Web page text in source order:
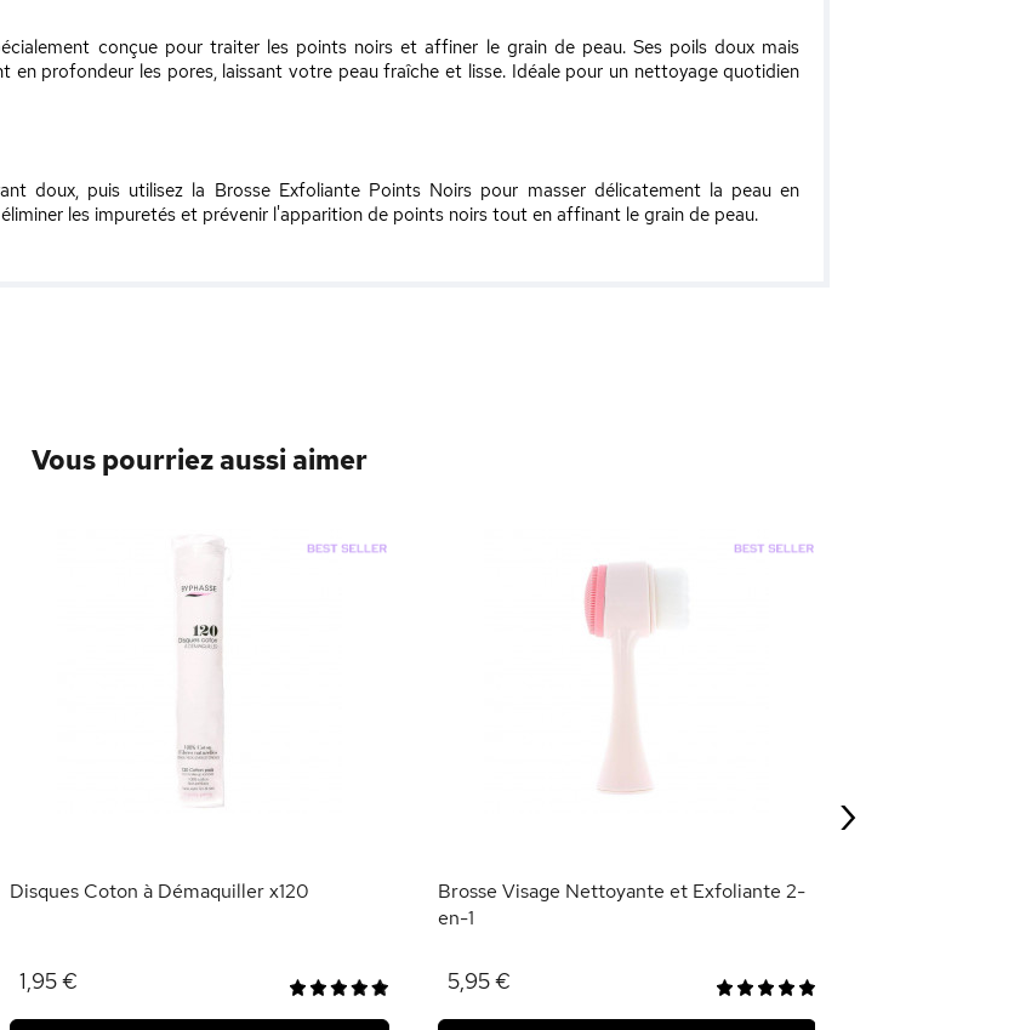
conçue pour traiter les points noirs et affiner le grain de peau. Ses poils doux mais
profondeur les pores, laissant votre peau fraîche et lisse. Idéale pour un nettoyage quotidien
doux, puis utilisez la Brosse Exfoliante Points Noirs pour masser délicatement la peau en
les impuretés et prévenir l'apparition de points noirs tout en affinant le grain de peau.
Vous pourriez aussi aimer
Disques Coton à Démaquiller x120
1,95 €
Brosse Visage Nettoyante et Exfoliante 2-
en-1
5,95 €
›